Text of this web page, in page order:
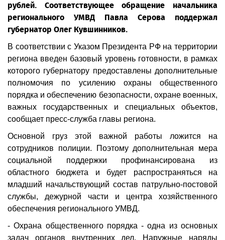
рублей. Соответствующее обращение начальника
регионального УМВД Павла Серова поддержал
губернатор Олег Кувшинников.
В соответствии с Указом Президента РФ на территории
региона введен базовый уровень готовности, в рамках
которого губернатору предоставлены дополнительные
полномочия по усилению охраны общественного
порядка и обеспечению безопасности, охране военных,
важных государственных и специальных объектов,
сообщает пресс-служба главы региона.
Основной груз этой важной работы ложится на
сотрудников полиции. Поэтому дополнительная мера
социальной поддержки профинансирована из
областного бюджета и будет распространяться на
младший начальствующий состав патрульно-постовой
службы, дежурной части и центра хозяйственного
обеспечения регионального УМВД.
- Охрана общественного порядка - одна из основных
задач органов внутренних дел. Наружные наряды